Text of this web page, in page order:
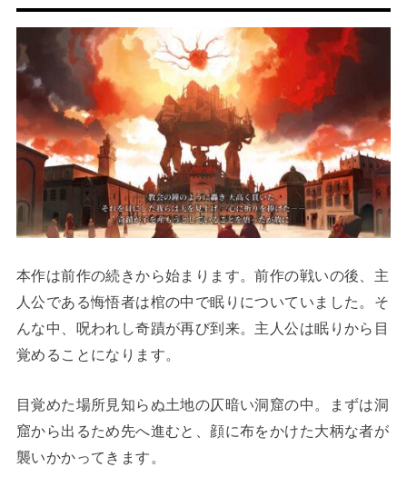
本作は前作の続きから始まります。前作の戦いの後、主
人公である悔悟者は棺の中で眠りについていました。そ
んな中、呪われし奇蹟が再び到来。主人公は眠りから目
覚めることになります。
目覚めた場所見知らぬ土地の仄暗い洞窟の中。まずは洞
窟から出るため先へ進むと、顔に布をかけた大柄な者が
襲いかかってきます。